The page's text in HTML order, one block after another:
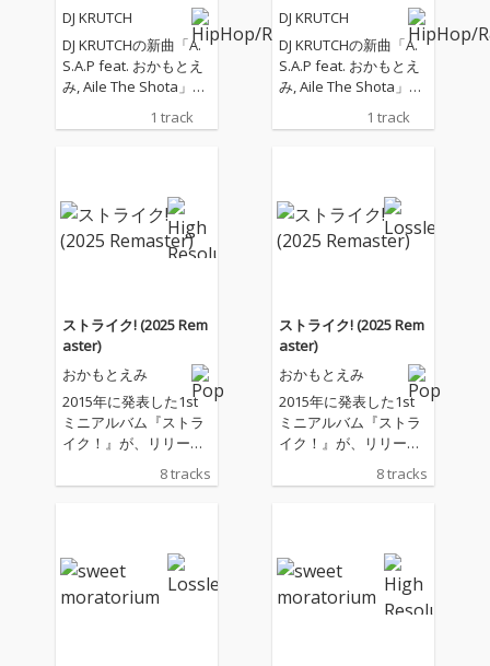
DJ KRUTCH
DJ KRUTCHの新曲「A.
S.A.P feat. おかもとえ
み, Aile The Shota」
は、失恋の痛みを抱え
ながら、夜の街で新し
外した店のピン、煙草
と爆音が響くクラブな
ど、都会の風景と揺れ
まる」「ここからが生
まれ変わるstory」と前
へ進んでいく姿を表現
している。 DJ KRUTCH
によるUKGでグルーヴ
ィーなサウンドと、お
かもとえみ、Aile The
が交差する、切なさと
1 track
DJ KRUTCH
DJ KRUTCHの新曲「A.
S.A.P feat. おかもとえ
み, Aile The Shota」
は、失恋の痛みを抱え
ながら、夜の街で新し
外した店のピン、煙草
と爆音が響くクラブな
ど、都会の風景と揺れ
まる」「ここからが生
まれ変わるstory」と前
へ進んでいく姿を表現
している。 DJ KRUTCH
によるUKGでグルーヴ
ィーなサウンドと、お
かもとえみ、Aile The
が交差する、切なさと
1 track
ストライク! (2025 Rem
aster)
おかもとえみ
2015年に発表した1st
ミニアルバム『ストラ
イク！』が、リリース
10周年を記念して最新
マスタリングで登場
8 tracks
ストライク! (2025 Rem
aster)
おかもとえみ
2015年に発表した1st
ミニアルバム『ストラ
イク！』が、リリース
10周年を記念して最新
マスタリングで登場
8 tracks